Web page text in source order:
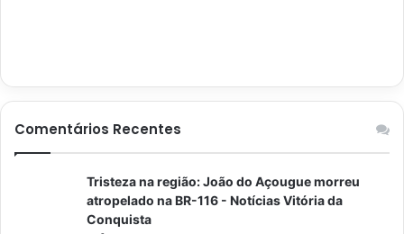
Comentários Recentes
Tristeza na região: João do Açougue morreu
atropelado na BR-116 - Notícias Vitória da
Conquista